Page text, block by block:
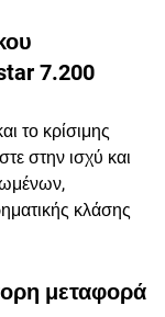
7.200
το κρίσιμης
στην ισχύ και
κλάσης
μεταφορά